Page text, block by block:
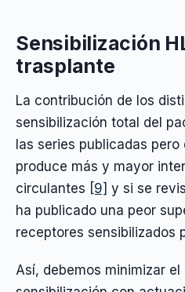
Sensibilización
trasplante
La contribución de los
sensibilización total del
las series publicadas
produce más y mayor
circulantes [9] y si se
ha publicado una peor
receptores sensibilizados
Así, debemos minimizar